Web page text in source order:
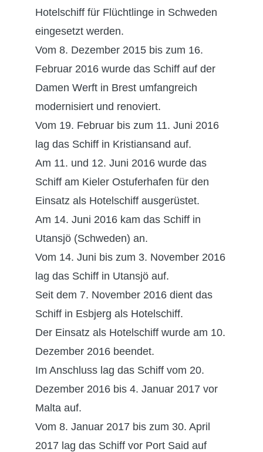
Hotelschiff für Flüchtlinge in Schweden
eingesetzt werden.
Vom 8. Dezember 2015 bis zum 16.
Februar 2016 wurde das Schiff auf der
Damen Werft in Brest umfangreich
modernisiert und renoviert.
Vom 19. Februar bis zum 11. Juni 2016
lag das Schiff in Kristiansand auf.
Am 11. und 12. Juni 2016 wurde das
Schiff am Kieler Ostuferhafen für den
Einsatz als Hotelschiff ausgerüstet.
Am 14. Juni 2016 kam das Schiff in
Utansjö (Schweden) an.
Vom 14. Juni bis zum 3. November 2016
lag das Schiff in Utansjö auf.
Seit dem 7. November 2016 dient das
Schiff in Esbjerg als Hotelschiff.
Der Einsatz als Hotelschiff wurde am 10.
Dezember 2016 beendet.
Im Anschluss lag das Schiff vom 20.
Dezember 2016 bis 4. Januar 2017 vor
Malta auf.
Vom 8. Januar 2017 bis zum 30. April
2017 lag das Schiff vor Port Said auf